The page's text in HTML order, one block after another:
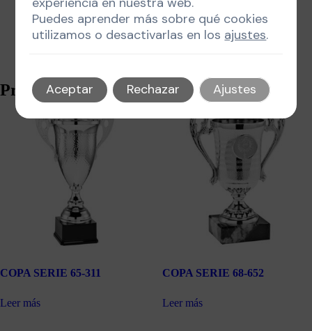
Productos relacionados
COPA SERIE 65-311
Leer más
COPA SERIE 68-652
Leer más
Puedes aprender más sobre qué cookies
utilizamos o desactivarlas en los ajustes.
Aceptar Rechazar Ajustes